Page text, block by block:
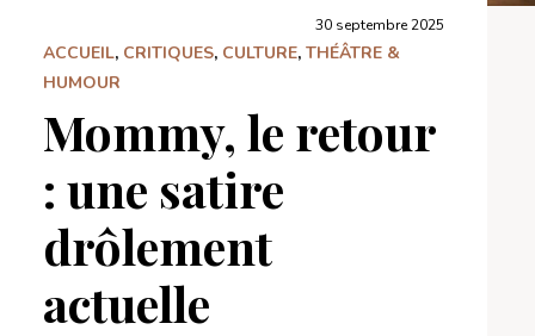
30 septembre 2025
ACCUEIL, CRITIQUES, CULTURE, THÉÂTRE &
HUMOUR
Mommy, le retour
: une satire
drôlement
actuelle